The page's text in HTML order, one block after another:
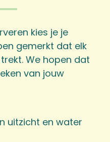
kies je je
gemerkt dat elk
We hopen dat
van jouw
uitzicht en water